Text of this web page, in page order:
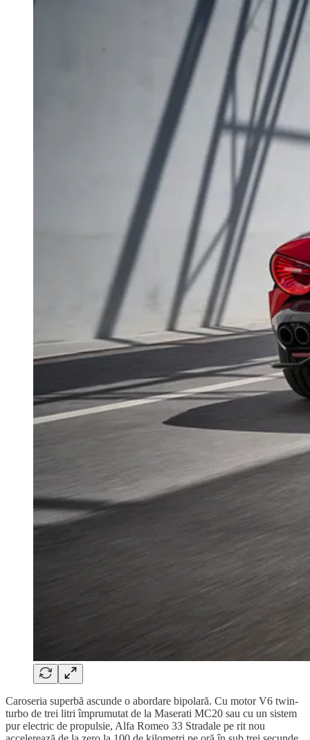
Caroseria superbă ascunde o abordare bipolară. Cu motor V6 twin-
turbo de trei litri împrumutat de la Maserati MC20 sau cu un sistem
pur electric de propulsie, Alfa Romeo 33 Stradale pe rit nou